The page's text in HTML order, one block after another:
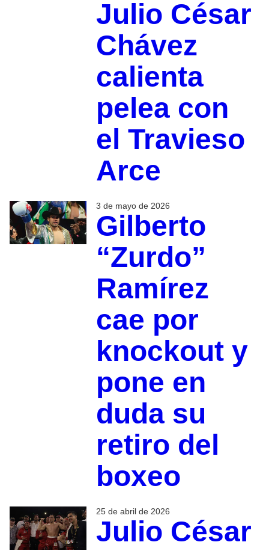
Julio César
Chávez
calienta
pelea con
el Travieso
Arce
3 de mayo de 2026
Gilberto
“Zurdo”
Ramírez
cae por
knockout y
pone en
duda su
retiro del
boxeo
25 de abril de 2026
Julio César